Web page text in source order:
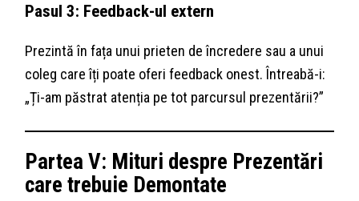
Pasul 3: Feedback-ul extern
Prezintă în fața unui prieten de încredere sau a unui
coleg care îți poate oferi feedback onest. Întreabă-i:
„Ți-am păstrat atenția pe tot parcursul prezentării?”
Partea V: Mituri despre Prezentări
care trebuie Demontate